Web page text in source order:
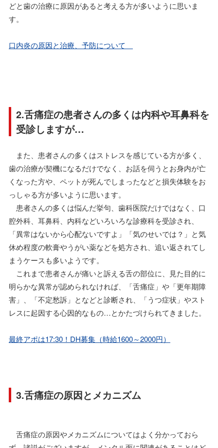
どと歯の治療に原因があると考える方が多いように思いま
す。
口内炎の原因と治療、予防について
2.舌痛症の患者さんの多くは内科や耳鼻科を
受診しますが…
また、患者さんの多くはストレスを感じている方が多く、
歯の治療が契機になるだけでなく、お話を伺うとお身内が亡
くなった方や、ペットが死んでしまったなどと損失体験をお
っしゃる方が多いように思います。
患者さんの多くは悩んだ挙句、歯科医院だけではなく、口
腔外科、耳鼻科、内科などいろいろな診療科を受診され、
「異常はないから心配ないですよ」「気のせいでは？」と気
休め程度の軟膏やうがい薬などを処方され、追い返されてし
まうケースも多いようです。
これまで患者さんが痛いと訴える舌の部位に、見た目的に
明らかな異常が認められなければ、「舌痛症」や「更年期障
害」、「不定愁訴」となどと診断され、「うつ症状」やスト
レスに起因する心因的なもの…とかたづけられてきました。
最終アポは17:30！DH募集（時給1600～2000円）
3.舌痛症の原因とメカニズム
舌痛症の原因やメカニズムについてはよく分かっておら